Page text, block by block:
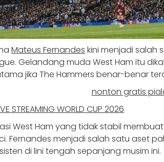
Mateus Fernandes kini menjadi salah
Gelandang muda West Ham itu
jika The Hammers benar-benar
West Ham yang tidak stabil
Fernandes menjadi salah satu aset
di lini tengah sepanjang musim ini.